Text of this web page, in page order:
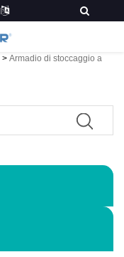
> Armadio di stoccaggio a